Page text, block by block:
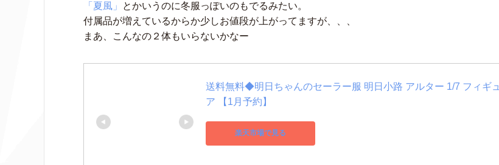
「夏風」
とかいうのに冬服っぽいのもでるみたい。
付属品が増えているからか少しお値段が上がってますが、、、
まあ、こんなの２体もいらないかなー
送料無料◆明日ちゃんのセーラー服 明日小路 アルター 1/7 フィギュ
ア 【1月予約】
楽天市場で見る